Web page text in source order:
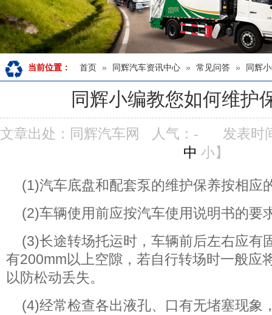
当前位置： 首页 » 同辉汽车资讯中心 » 常见问答 » 同辉
同辉小编教您如何维护
文章出处：同辉汽车网 人气： -
发表时
中 小】
(1)汽车底盘和配套泵的维护保养按相应
(2)车辆使用前应按汽车使用说明书的要
(3)长途转场托运时，车辆前后左右应有
有200mm以上空隙，若自行转场时一般应
以防松动丢失。
(4)经常检查各出液孔、口有无堵塞现象